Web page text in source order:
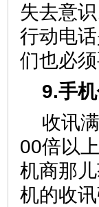
失去意
行动电
们也必
9.手
收讯
00倍以
机商那
机的收